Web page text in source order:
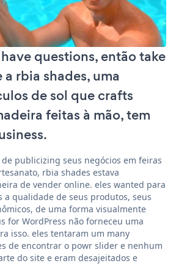
questions, então take
rbia shades, uma
de sol que crafts
feitas à mão, tem
de publicizing seus negócios em feiras
rbia shades estava
de vender online. eles wanted para
a qualidade de seus produtos, seus
de uma forma visualmente
for WordPress não forneceu uma
isso. eles tentaram um many
de encontrar o powr slider e nenhum
do site e eram desajeitados e